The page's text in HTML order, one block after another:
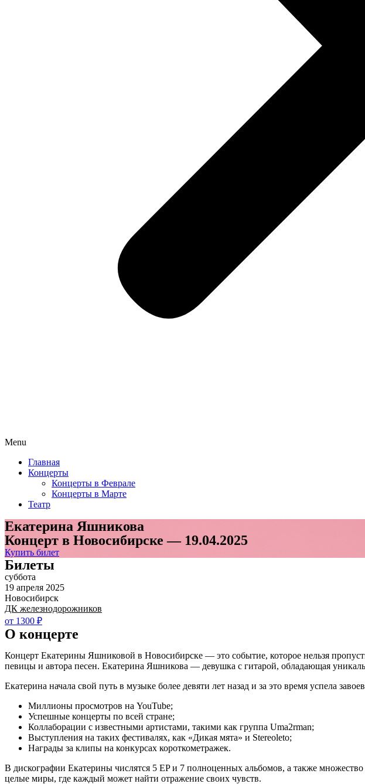
Menu
Главная
Концерты
Концерты в Феврале
Концерты в Марте
Театр
Екатерина Яшникова
Концерт в Новосибирске — 19.04.2025
Купить билет
Билеты
суббота
19 апреля 2025
Новосибирск
ДК железнодорожников
от 1300 ₽
О концерте
Концерт Екатерины Яшниковой в Новосибирске — это событие, которое нельзя
певицы и автора песен. Екатерина Яшникова — девушка с гитарой, обладающая
Екатерина начала свой путь в музыке более девяти лет назад и за это время успела
Миллионы просмотров на YouTube;
Успешные концерты по всей стране;
Коллаборации с известными артистами, такими как группа Uma2rman;
Выступления на таких фестивалях, как «Дикая мята» и Stereoleto;
Награды за клипы на конкурсах короткометражек.
В дискографии Екатерины числятся 5 EP и 7 полноценных альбомов, а также
целые миры, где каждый может найти отражение своих чувств.